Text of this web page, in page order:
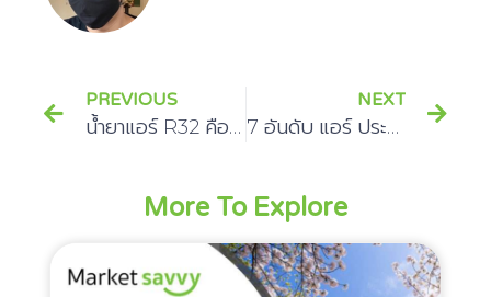
PREVIOUS
น้ำยาแอร์ R32 คืออะไร?
NEXT
7 อันดับ แอร์ ประหยัดไฟเบอร์ 5 3 ดาว ปี 2566
More To Explore